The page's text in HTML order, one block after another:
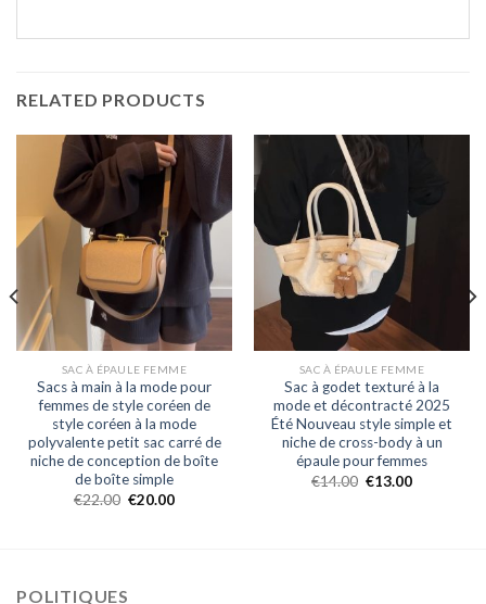
RELATED PRODUCTS
SAC À ÉPAULE FEMME
Sacs à main à la mode pour
femmes de style coréen de
style coréen à la mode
polyvalente petit sac carré de
niche de conception de boîte
de boîte simple
€22.00 €20.00
SAC À ÉPAULE FEMME
Sac à godet texturé à la
mode et décontracté 2025
Été Nouveau style simple et
niche de cross-body à un
épaule pour femmes
€14.00 €13.00
POLITIQUES